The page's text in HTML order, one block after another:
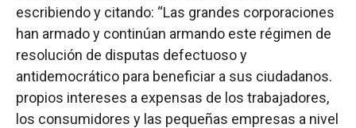
escribiendo y citando: “Las grandes corporaciones
han armado y continúan armando este régimen de
resolución de disputas defectuoso y
antidemocrático para beneficiar a sus ciudadanos.
propios intereses a expensas de los trabajadores,
los consumidores y las pequeñas empresas a nivel